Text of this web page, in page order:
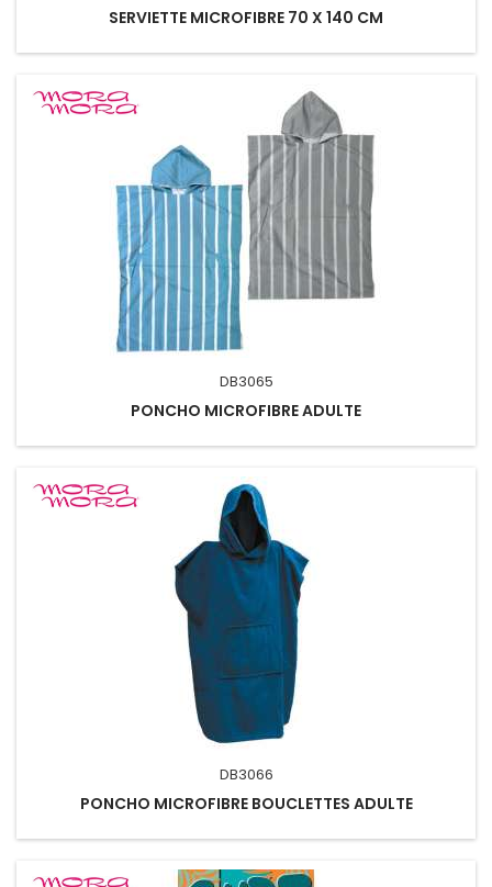
SERVIETTE MICROFIBRE 70 X 140 CM
DB3065
PONCHO MICROFIBRE ADULTE
DB3066
PONCHO MICROFIBRE BOUCLETTES ADULTE